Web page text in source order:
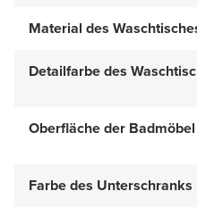
Material des
Detailfarbe des
Oberfläche der Badmöbel
Farbe des Unterschranks